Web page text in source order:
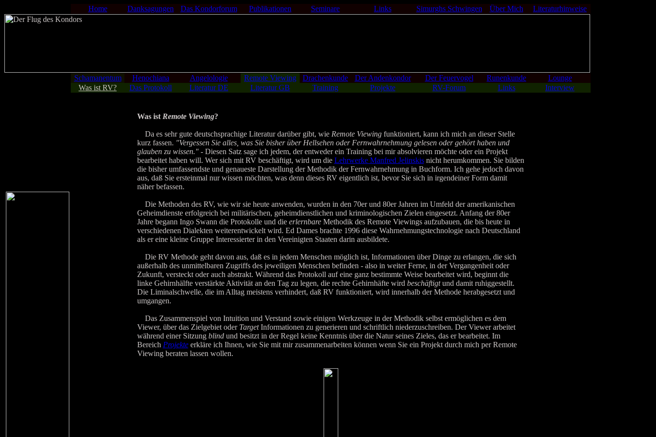
Home Danksagungen Das Kondorforum Publikationen Seminare Links Simurghs Schwingen Über Mich Literaturhinweise
Schamanentum Henochiana Angelologie Remote Viewing Drachenkunde Der Andenkondor Der Feuervogel Runenkunde
Lounge
Was ist RV?
Das Protokoll Literatur DE Literatur GB Training Projekte RV-Forum Links Interview
Was ist Remote Viewing?
Da es sehr gute deutschsprachige Literatur darüber gibt, wie Remote Viewingfunktioniert, kann ich mich an dieser Stelle
kurz fassen. "Vergessen Sie alles, was Sie bisher über Hellsehen oder Fernwahrnehmung gelesen oder gehört haben und
glauben zu wissen."- Diesen Satz sage ich jedem, der entweder ein Training bei mir absolvieren möchte oder ein Projekt
bearbeitet haben will. Wer sich mit RV beschäftigt, wird um die Lehrwerke Manfred Jelinskisnicht herumkommen. Sie bilden
die bisher umfassendste und genaueste Darstellung der Methodik der Fernwahrnehmung in Buchform. Ich gehe jedoch davon
aus, daß Sie ersteinmal nur wissen möchten, was denn dieses RV eigentlich ist, bevor Sie sich in irgendeiner Form damit
näher befassen.
Die Methoden des RV, wie wir sie heute anwenden, wurden in den 70er und 80er Jahren im Umfeld der amerikanischen
Geheimdienste erfolgreich bei militärischen, geheimdienstlichen und kriminologischen Zielen eingesetzt. Anfang der 80er
Jahre begann Ingo Swann die Protokolle und die erlernbareMethodik des Remote Viewings aufzubauen, die bis heute in
verschiedenen Dialekten weiterentwickelt wird. Ed Dames brachte 1996 diese Wahrnehmungstechnologie nach Deutschland
als er eine kleine Gruppe Interessierter in den Vereinigten Staaten darin ausbildete.
Die RV Methode geht davon aus, daß es in jedem Menschen möglich ist, Informationen über Dinge zu erlangen, die sich
außerhalb des unmittelbaren Zugriffs des jeweiligen Menschen befinden - also in weiter Ferne, in der Vergangenheit oder
Zukunft, versteckt oder auch abstrakt. Während das Protokoll auf eine ganz bestimmte Weise bearbeitet wird, beginnt die
linke Gehirnhälfte verstärkte Aktivität an den Tag zu legen, die rechte Gehirnhäfte wird beschäftigtund damit ruhiggestellt.
Die Liminalschwelle, die im Alltag meistens verhindert, daß RV funktioniert, wird innerhalb der Methode herabgesetzt und
umgangen.
Das Zusammenspiel von Intuition und Verstand sowie einigen Werkzeuge in der Methodik selbst ermöglichen es dem
Viewer, über das Zielgebiet oder TargetInformationen zu generieren und schriftlich niederzuschreiben. Der Viewer arbeitet
während einer Sitzung blindund besitzt in der Regel keine Kenntnis über die Natur seines Zieles, das er bearbeitet. Im
Bereich Projekteerkläre ich Ihnen, wie Sie mit mir zusammenarbeiten können wenn Sie ein Projekt durch mich per Remote
Viewing beraten lassen wollen.